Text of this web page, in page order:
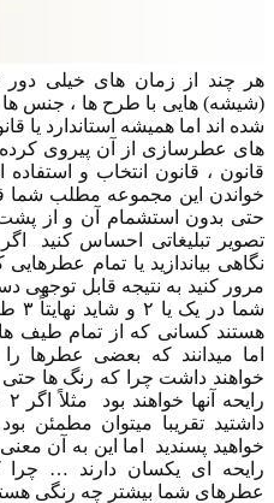
هر چند از زمان های خیلی دور
(شیشه) هایی با طرح ها ، جنس
شده اند اما همیشه استاندارد یا
های عطرسازی از آن پیروی کرده
قانون ، قانون انتخاب و
خواندن این مجموعه مطلب شما
حتی بدون استشمام آن و از پشت
تصویر تبلیغاتی احساس کنید
نگاهی بیاندازید یا تمام
مرور کنید به نتیجه قابل
هستند کسانی که از تمام طیف
اما میدانند که بعضی عطرها
خواهند داشت چرا که رنگ ها
داشتید تقریبا میتوان
خواهید پسندید ‌‌‌ اما این به آن
رایحه ای یکسان دارند …
عطرهای شما بیشتر چه رنگی